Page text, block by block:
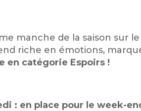
manche de la saison sur
riche en émotions,
en catégorie Espoirs !
: en place pour le week-